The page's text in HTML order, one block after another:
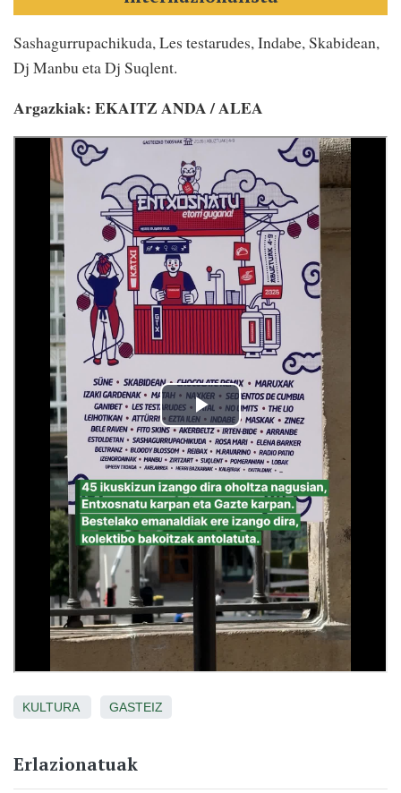
Sashagurrupachikuda, Les testarudes, Indabe, Skabidean,
Dj Manbu eta Dj Suqlent.
Argazkiak: EKAITZ ANDA / ALEA
KULTURA GASTEIZ
Erlazionatuak